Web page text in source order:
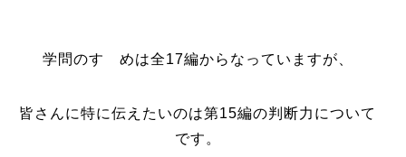
学問のすゝめは全17編からなっていますが、
皆さんに特に伝えたいのは第15編の判断力について
です。